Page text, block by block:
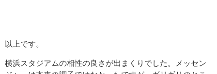
以上です。
横浜スタジアムの相性の良さが出まくりでした。メッセン